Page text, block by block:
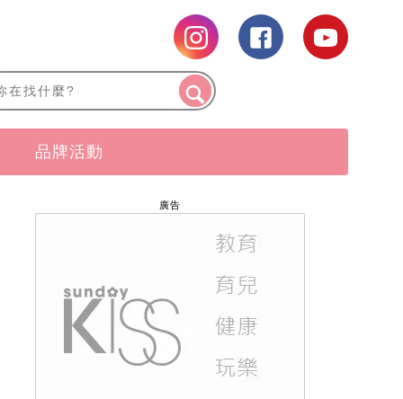
品牌活動
廣告